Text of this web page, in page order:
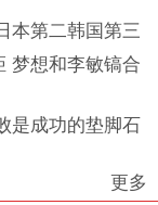
本第二韩国第三
梦想和李敏镐合
是成功的垫脚石
更多